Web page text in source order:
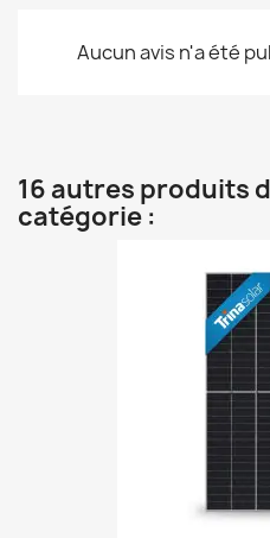
Aucun avis n'a été
16 autres produits
catégorie :